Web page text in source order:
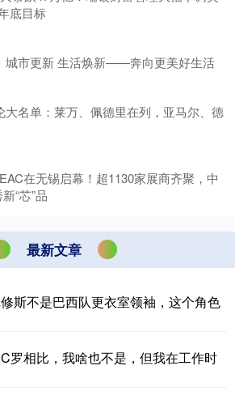
底目标
城市更新 生活焕新——奔向更美好生活
大名单：莱万、佩德里在列，亚马尔、德
在无锡启幕！超1130家展商齐聚，中
“芯”品
最新文章
斯不是巴西队更衣室领袖，这个角色
罗相比，我啥也不是，但我在工作时